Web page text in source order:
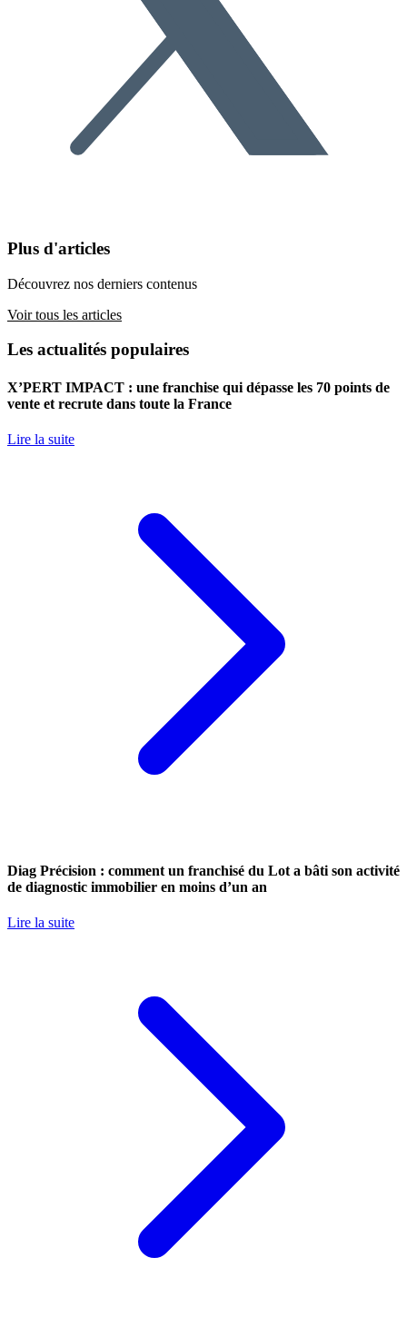
Plus d'articles
Découvrez nos derniers contenus
Voir tous les articles
Les actualités populaires
X’PERT IMPACT : une franchise qui dépasse les 70 points de
vente et recrute dans toute la France
Lire la suite
Diag Précision : comment un franchisé du Lot a bâti son activité
de diagnostic immobilier en moins d’un an
Lire la suite